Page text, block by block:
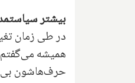
بیشتر
در طی زمان
همیشه می‌گفتم
حرف‌هاشون